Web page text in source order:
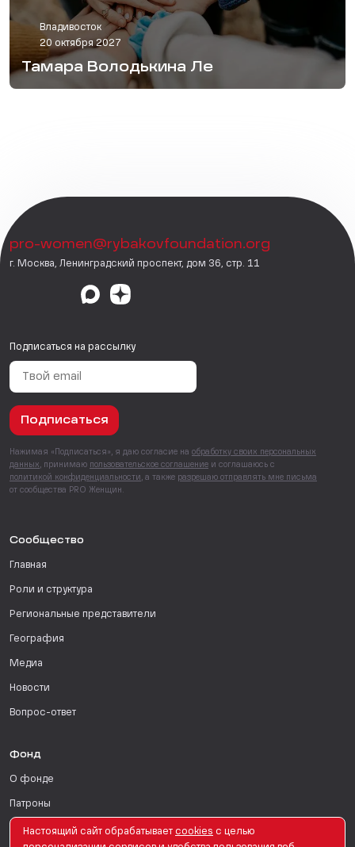
Владивосток
20 октября 2027
Тамара Володькина Ле
pro-women@rybakovfoundation.org
г. Москва, Ленинградский проспект, дом 36, стр. 11
Подписаться на рассылку
Подписаться
Нажимая «Подписаться», я даю согласие на обработку своих персональных
данных , принимаю пользовательское соглашение и соглашаюсь с
политикой конфиденциальности , а также разрешаю отправлять мне письма
от сообщества PRO Женщин.
Сообщество
Главная
Роли и структура
Региональные представители
География
Медиа
Новости
Вопрос-ответ
Фонд
О фонде
Патроны
Поддержать
Настоящий сайт обрабатывает сookies с целью